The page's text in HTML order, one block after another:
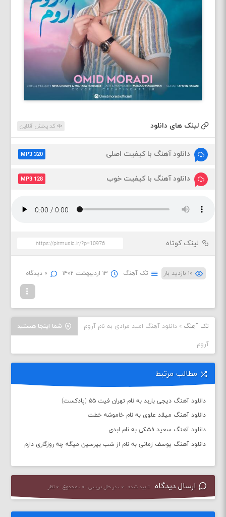
لینک های دانلود کد پخش آنلاین
دانلود آهنگ با کیفیت اصلی MP3 320
دانلود آهنگ با کیفیت خوب MP3 128
لینک کوتاه
۱۰ بازدید بار تک آهنگ ۱۳ اردیبهشت ۱۴۰۲ ۰ دیدگاه
شما اینجا هستید تک آهنگ »دانلود آهنگ امید مرادی به نام آروم
آروم
مطالب مرتبط
دانلود آهنگ دیجی باربد به نام تهران فیت ۵۵ (پادکست)
دانلود آهنگ میلاد علوی به نام خاموشه خطت
دانلود آهنگ سعید فشکی به نام ابدی
دانلود آهنگ یوسف زمانی به نام از شب بپرسین میگه چه روزگاری دارم
ارسال دیدگاه تایید شده : ۰ ، در حال بررسی : ۰ ، مجموع : ۰ نظر